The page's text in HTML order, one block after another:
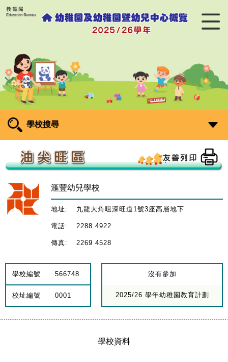
學校搜尋
滙豐幼兒學校
地址: 九龍大角咀深旺道1號3座高層地下
電話: 2288 4922
傳真: 2269 4528
學校編號 566748
校址編號 0001
沒有參加
2025/26 學年幼稚園教育計劃
學校資料